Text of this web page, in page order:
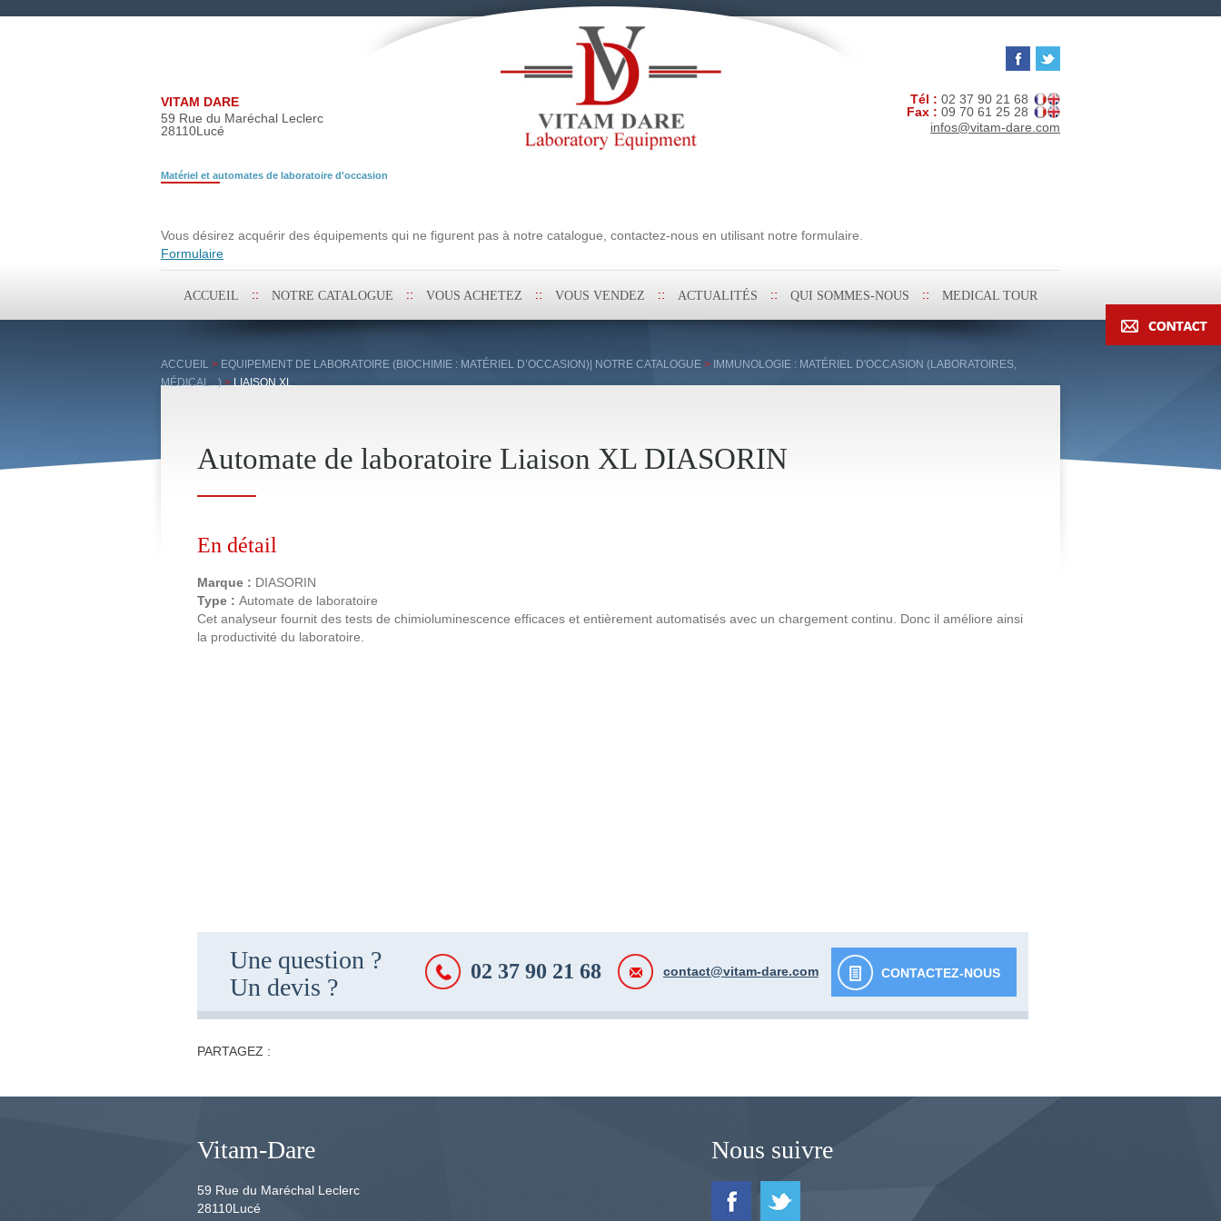
Tél : 02 37 90 21 68
Fax : 09 70 61 25 28
infos@vitam-dare.com
VITAM DARE
59 Rue du Maréchal Leclerc
28110Lucé
Matériel et automates de laboratoire d'occasion
Vous désirez acquérir des équipements qui ne figurent pas à notre catalogue, contactez-nous en utilisant notre formulaire.
Formulaire
contenu
ACCUEIL NOTRE CATALOGUE VOUS ACHETEZ VOUS VENDEZ ACTUALITÉS QUI SOMMES-NOUS MEDICAL TOUR
ACCUEIL > EQUIPEMENT DE LABORATOIRE (BIOCHIMIE : MATÉRIEL D’OCCASION)| NOTRE CATALOGUE > IMMUNOLOGIE : MATÉRIEL D'OCCASION (LABORATOIRES,
MÉDICAL...)>LIAISON XL
Automate de laboratoire Liaison XL DIASORIN
En détail
Marque : DIASORIN
Type : Automate de laboratoire
Cet analyseur fournit des tests de chimioluminescence efficaces et entièrement automatisés avec un chargement continu. Donc il améliore ainsi
la productivité du laboratoire.
Une question ?
Un devis ?
02 37 90 21 68 contact@vitam-dare.com CONTACTEZ-NOUS
PARTAGEZ :
Vitam-Dare
59 Rue du Maréchal Leclerc
28110Lucé
Nous suivre